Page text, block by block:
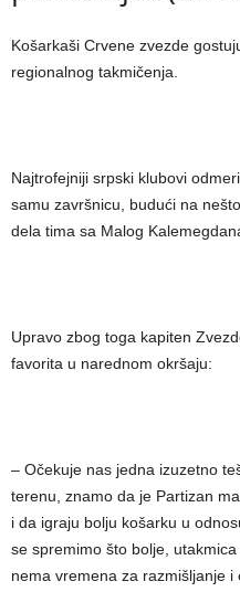
Košarkaši Crvene zvezde
regionalnog takmičenja.
Najtrofejniji srpski klubovi
samu završnicu, budući na
dela tima sa Malog
Upravo zbog toga kapiten
favorita u narednom okršaju:
– Očekuje nas jedna izuzetno
terenu, znamo da je Partizan
i da igraju bolju košarku u
se spremimo što bolje,
nema vremena za razmišljanje